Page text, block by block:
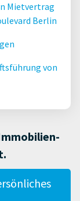
Mietvertrag
Berlin
von